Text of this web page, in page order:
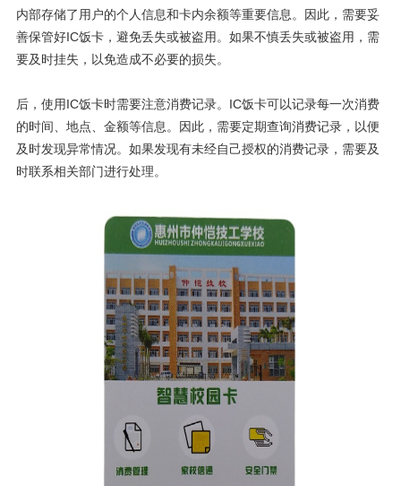
内部存储了用户的个人信息和卡内余额等重要信息。因此，需要妥
善保管好IC饭卡，避免丢失或被盗用。如果不慎丢失或被盗用，需
要及时挂失，以免造成不必要的损失。
后，使用IC饭卡时需要注意消费记录。IC饭卡可以记录每一次消费
的时间、地点、金额等信息。因此，需要定期查询消费记录，以便
及时发现异常情况。如果发现有未经自己授权的消费记录，需要及
时联系相关部门进行处理。